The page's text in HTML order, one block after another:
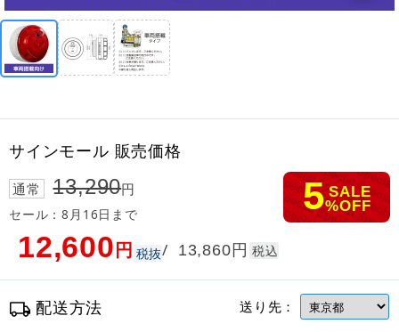
サインモール 販売価格
通常 13,290円
セール：8月16日まで 5 SALE
%OFF
12,600円 税抜/ 13,860円 税込
配送方法 送り先：